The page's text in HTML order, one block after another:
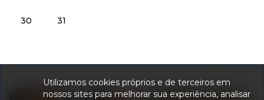
30 31
Utilizamos cookies próprios e de terceiros em
nossos sites para melhorar sua experiência, analisar